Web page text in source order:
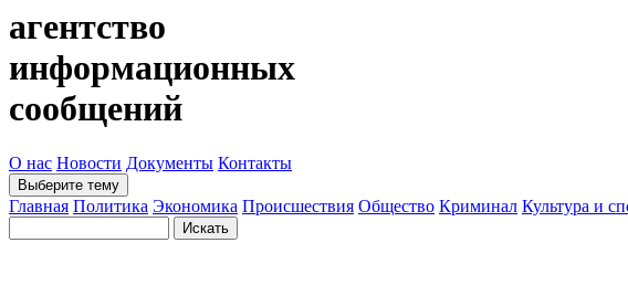
агентство
информационных
сообщений
О нас Новости Документы Контакты
Выберите тему
Главная Политика Экономика Происшествия Общество Криминал Культура и